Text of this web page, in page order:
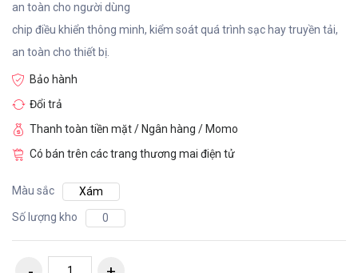
an toàn cho người dùng
chip điều khiển thông minh, kiểm soát quá trình sạc hay truyền tải,
an toàn cho thiết bị.
Bảo hành
Đổi trả
Thanh toàn tiền mặt / Ngân hàng / Momo
Có bán trên các trang thương mai điện tử
Màu sắc
Xám
Số lượng kho
0